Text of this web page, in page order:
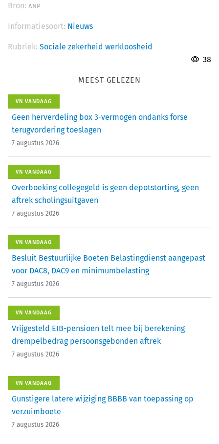
Bron: ANP
Informatiesoort: Nieuws
Rubriek: Sociale zekerheid werkloosheid
38
MEEST GELEZEN
VN VANDAAG
Geen herverdeling box 3-vermogen ondanks forse
terugvordering toeslagen
7 augustus 2026
VN VANDAAG
Overboeking collegegeld is geen depotstorting, geen
aftrek scholingsuitgaven
7 augustus 2026
VN VANDAAG
Besluit Bestuurlijke Boeten Belastingdienst aangepast
voor DAC8, DAC9 en minimumbelasting
7 augustus 2026
VN VANDAAG
Vrijgesteld EIB-pensioen telt mee bij berekening
drempelbedrag persoonsgebonden aftrek
7 augustus 2026
VN VANDAAG
Gunstigere latere wijziging BBBB van toepassing op
verzuimboete
7 augustus 2026